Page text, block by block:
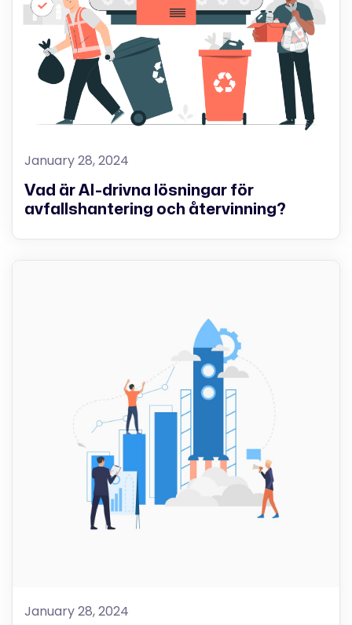
January 28, 2024
Vad är AI-drivna lösningar för
avfallshantering och återvinning?
January 28, 2024